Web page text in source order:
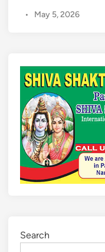
• May 5, 2026
Search